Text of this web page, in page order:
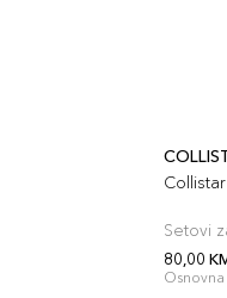
Setovi
80,00